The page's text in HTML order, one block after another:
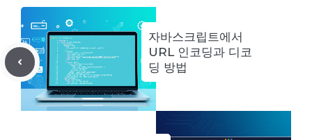
자바스크립트에서
URL 인코딩과 디코
딩 방법